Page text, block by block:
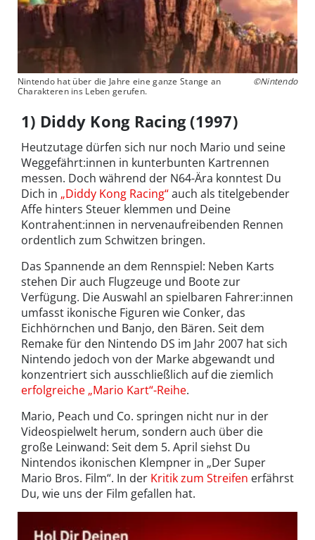
Nintendo hat über die Jahre eine ganze Stange an
Charakteren ins Leben gerufen.
©Nintendo
1) Diddy Kong Racing (1997)
Heutzutage dürfen sich nur noch Mario und seine
Weggefährt:innen in kunterbunten Kartrennen
messen. Doch während der N64-Ära konntest Du
Dich in „Diddy Kong Racing“auch als titelgebender
Affe hinters Steuer klemmen und Deine
Kontrahent:innen in nervenaufreibenden Rennen
ordentlich zum Schwitzen bringen.
Das Spannende an dem Rennspiel: Neben Karts
stehen Dir auch Flugzeuge und Boote zur
Verfügung. Die Auswahl an spielbaren Fahrer:innen
umfasst ikonische Figuren wie Conker, das
Eichhörnchen und Banjo, den Bären. Seit dem
Remake für den Nintendo DS im Jahr 2007 hat sich
Nintendo jedoch von der Marke abgewandt und
konzentriert sich ausschließlich auf die ziemlich
erfolgreiche „Mario Kart“-Reihe.
Mario, Peach und Co. springen nicht nur in der
Videospielwelt herum, sondern auch über die
große Leinwand: Seit dem 5. April siehst Du
Nintendos ikonischen Klempner in „Der Super
Mario Bros. Film“. In der Kritik zum Streifen erfährst
Du, wie uns der Film gefallen hat.